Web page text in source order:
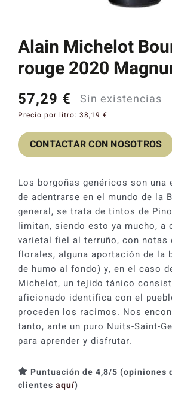
Alain Michelot
rouge 2020
57,29 € Sin existencias
Precio por litro: 38,19 €
CONTACTAR CON NOSOTROS
Los borgoñas genéricos son una
de adentrarse en el mundo de la
general, se trata de tintos de
limitan, siendo esto ya mucho, a
varietal fiel al terruño, con notas
florales, alguna aportación de la
de humo al fondo) y, en el caso
Michelot, un tejido tánico
aficionado identifica con el
proceden los racimos. Nos
tanto, ante un puro Nuits-Saint-
para aprender y disfrutar.
Puntuación de 4,8/5 (opiniones
clientes aquí)